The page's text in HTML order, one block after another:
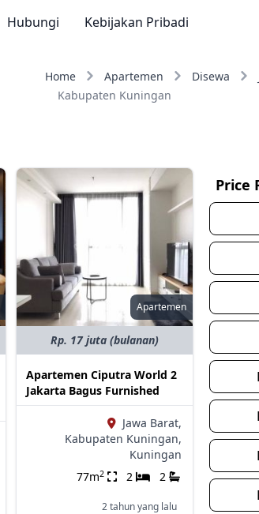
Hubungi Kebijakan Pribadi
Home Apartemen Disewa
Kabupaten Kuningan
Apartemen
Rp. 17 juta (bulanan)
Apartemen Ciputra World 2
Jakarta Bagus Furnished
Jawa Barat,
Kabupaten Kuningan,
Kuningan
77m2 2 2
2 tahun yang lalu
Price